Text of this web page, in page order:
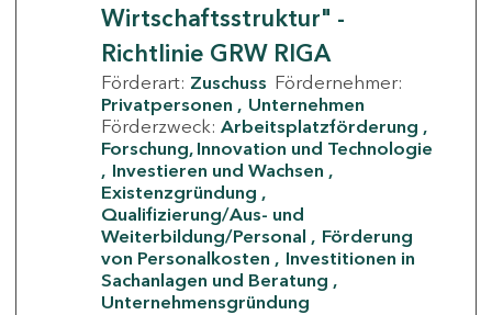
Wirtschaftsstruktur" -
Richtlinie GRW RIGA
Förderart: Zuschuss Fördernehmer:
Privatpersonen
Unternehmen
Förderzweck: Arbeitsplatzförderung
Forschung, Innovation und Technologie
Investieren und Wachsen
Existenzgründung
Qualifizierung/Aus- und
Weiterbildung/Personal
Förderung
von Personalkosten
Investitionen in
Sachanlagen und Beratung
Unternehmensgründung